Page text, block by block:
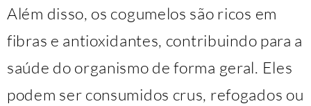
Além disso, os cogumelos são ricos em
fibras e antioxidantes, contribuindo para a
saúde do organismo de forma geral. Eles
podem ser consumidos crus, refogados ou